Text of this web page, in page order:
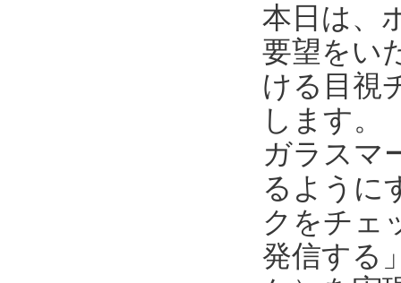
本日は、
要望をい
ける目視
します。
ガラスマ
るように
クをチェ
発信する